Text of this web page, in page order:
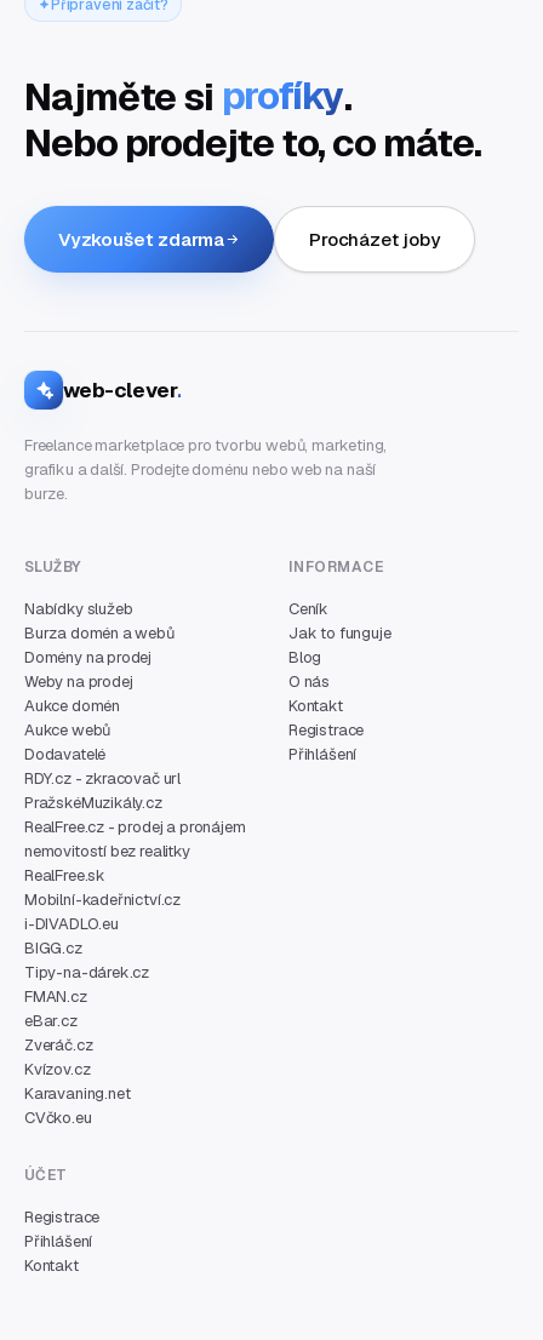
Připraveni začít?
Najměte si profíky.
Nebo prodejte to, co máte.
Vyzkoušet zdarma Procházet joby
web-clever.
Freelance marketplace pro tvorbu webů, marketing,
grafiku a další. Prodejte doménu nebo web na naší
burze.
SLUŽBY
Nabídky služeb
Burza domén a webů
Domény na prodej
Weby na prodej
Aukce domén
Aukce webů
Dodavatelé
RDY.cz - zkracovač url
PražskéMuzikály.cz
RealFree.cz - prodej a pronájem
nemovitostí bez realitky
RealFree.sk
Mobilní-kadeřnictví.cz
i-DIVADLO.eu
BIGG.cz
Tipy-na-dárek.cz
FMAN.cz
eBar.cz
Zveráč.cz
Kvízov.cz
Karavaning.net
CVčko.eu
INFORMACE
Ceník
Jak to funguje
Blog
O nás
Kontakt
Registrace
Přihlášení
ÚČET
Registrace
Přihlášení
Kontakt